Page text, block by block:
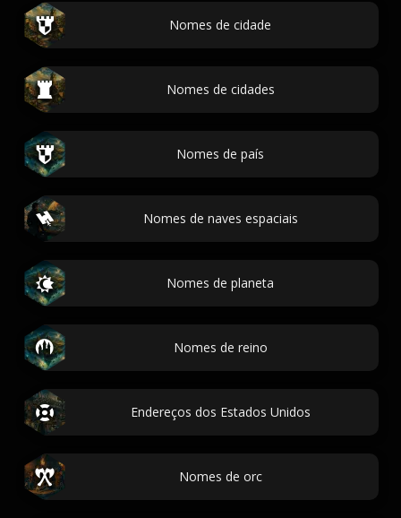
Nomes de cidade
Nomes de cidades
Nomes de país
Nomes de naves espaciais
Nomes de planeta
Nomes de reino
Endereços dos Estados Unidos
Nomes de orc